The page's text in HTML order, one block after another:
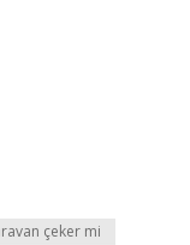
çeker mi